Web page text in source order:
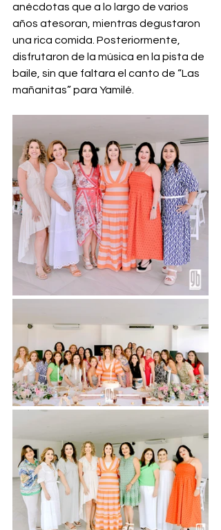
anécdotas que a lo largo de varios
años atesoran, mientras degustaron
una rica comida. Posteriormente,
disfrutaron de la música en la pista de
baile, sin que faltara el canto de “Las
mañanitas” para Yamilé.